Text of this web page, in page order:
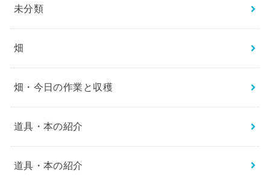
未分類
畑
畑・今日の作業と収穫
道具・本の紹介
道具・本の紹介